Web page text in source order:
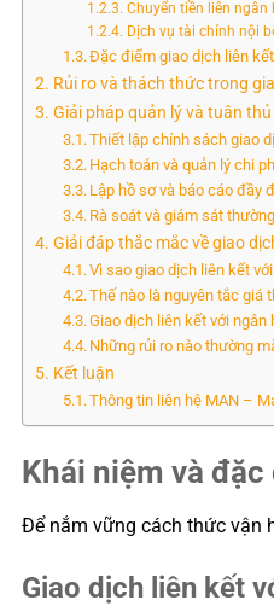
Chuyển tiền liên ngân
Dịch vụ tài chính nội
Đặc điểm giao dịch liên
Rủi ro và thách thức trong
Giải pháp quản lý và tuân
Thiết lập chính sách giao
Hạch toán và quản lý chi
Lập hồ sơ và báo cáo đầy
Rà soát và giám sát
Giải đáp thắc mắc về giao
Vì sao giao dịch liên kết
Thế nào là nguyên tắc giá
Giao dịch liên kết với ngân
Những rủi ro nào thường
Kết luận
Thông tin liên hệ MAN –
Khái niệm và
Để nắm vững cách thức vận
Giao dịch liên kết